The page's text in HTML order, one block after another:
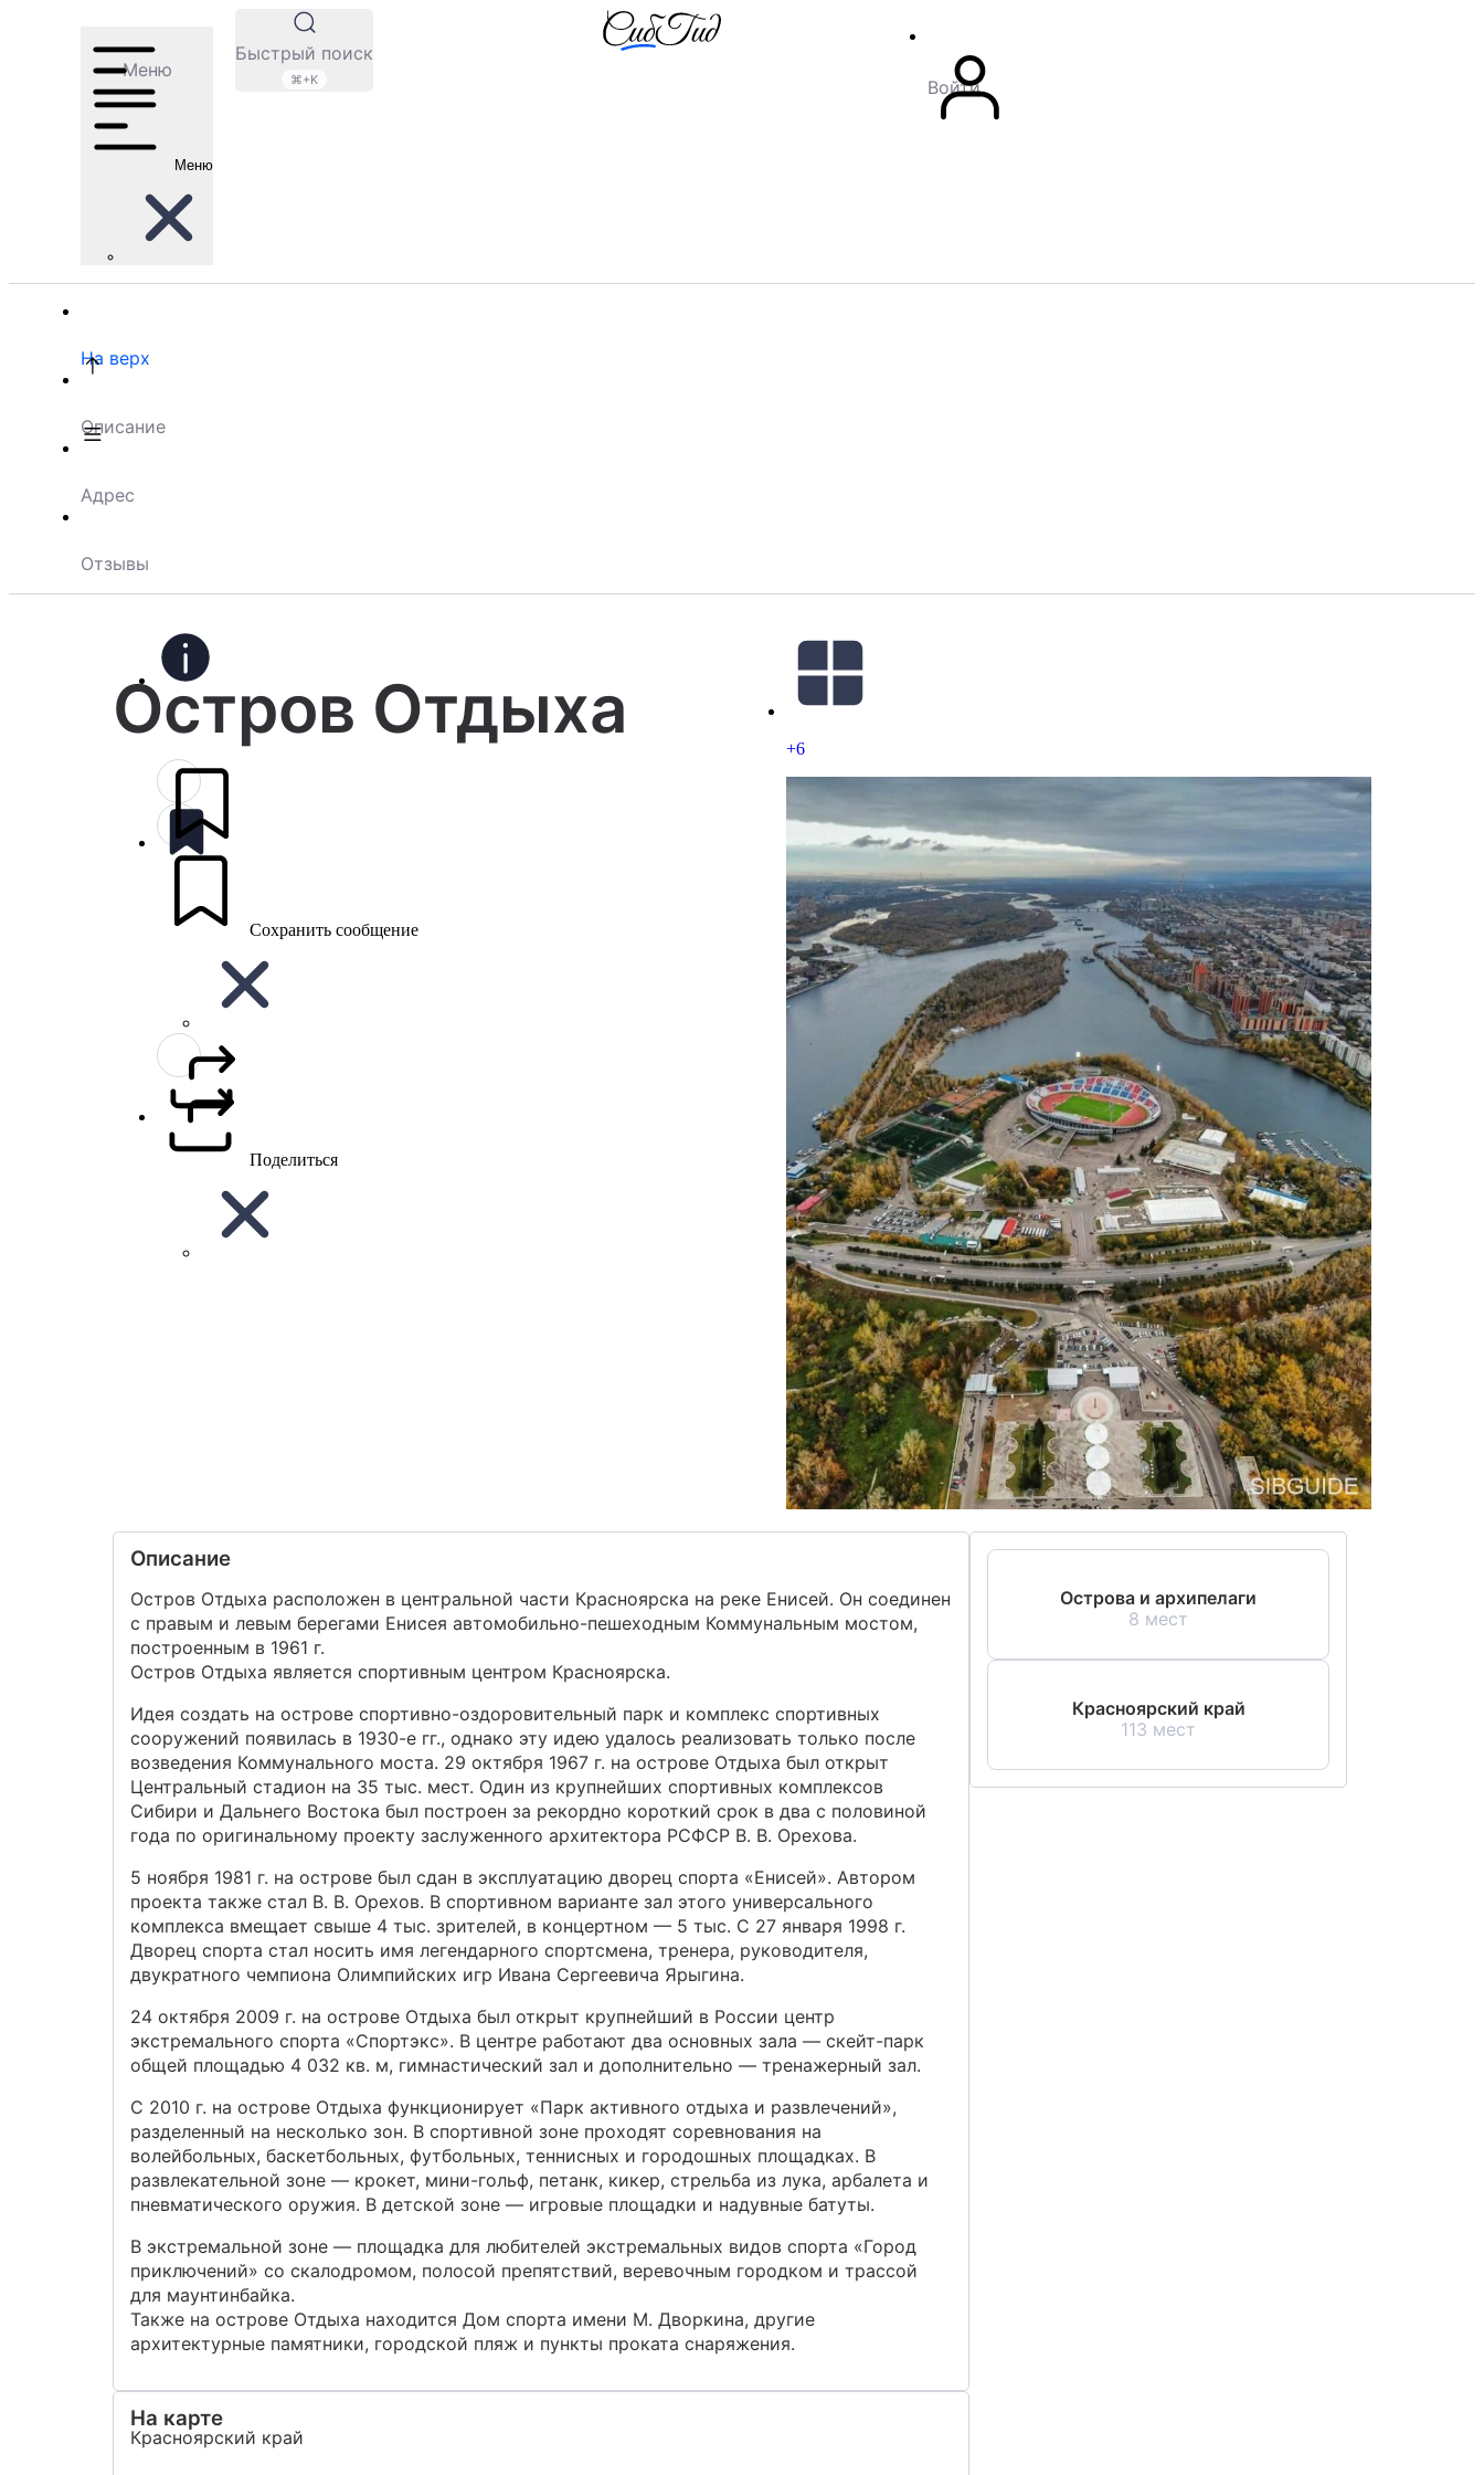
Меню
Меню
Быстрый поиск
⌘+K Войти
На верх
Описание
Адрес
Отзывы
Остров Отдыха
Сохранить сообщение
Поделиться
+6
Описание
Остров Отдыха расположен в центральной части Красноярска на реке Енисей. Он соединен
с правым и левым берегами Енисея автомобильно-пешеходным Коммунальным мостом,
построенным в 1961 г.
Остров Отдыха является спортивным центром Красноярска.
Идея создать на острове спортивно-оздоровительный парк и комплекс спортивных
сооружений появилась в 1930-е гг., однако эту идею удалось реализовать только после
возведения Коммунального моста. 29 октября 1967 г. на острове Отдыха был открыт
Центральный стадион на 35 тыс. мест. Один из крупнейших спортивных комплексов
Сибири и Дальнего Востока был построен за рекордно короткий срок в два с половиной
года по оригинальному проекту заслуженного архитектора РСФСР В. В. Орехова.
5 ноября 1981 г. на острове был сдан в эксплуатацию дворец спорта «Енисей». Автором
проекта также стал В. В. Орехов. В спортивном варианте зал этого универсального
комплекса вмещает свыше 4 тыс. зрителей, в концертном — 5 тыс. С 27 января 1998 г.
Дворец спорта стал носить имя легендарного спортсмена, тренера, руководителя,
двукратного чемпиона Олимпийских игр Ивана Сергеевича Ярыгина.
24 октября 2009 г. на острове Отдыха был открыт крупнейший в России центр
экстремального спорта «Спортэкс». В центре работают два основных зала — скейт-парк
общей площадью 4 032 кв. м, гимнастический зал и дополнительно — тренажерный зал.
С 2010 г. на острове Отдыха функционирует «Парк активного отдыха и развлечений»,
разделенный на несколько зон. В спортивной зоне проходят соревнования на
волейбольных, баскетбольных, футбольных, теннисных и городошных площадках. В
развлекательной зоне — крокет, мини-гольф, петанк, кикер, стрельба из лука, арбалета и
пневматического оружия. В детской зоне — игровые площадки и надувные батуты.
В экстремальной зоне — площадка для любителей экстремальных видов спорта «Город
приключений» со скалодромом, полосой препятствий, веревочным городком и трассой
для маунтинбайка.
Также на острове Отдыха находится Дом спорта имени М. Дворкина, другие
архитектурные памятники, городской пляж и пункты проката снаряжения.
На карте
Красноярский край
Острова и архипелаги
8 мест
Красноярский край
113 мест